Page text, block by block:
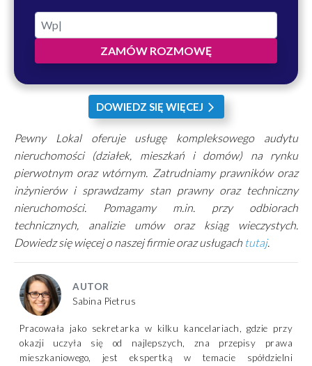
ZAMÓW ROZMOWĘ
DOWIEDZ SIĘ WIĘCEJ arrow_forward_ios
Pewny Lokal oferuje usługę kompleksowego audytu
nieruchomości (działek, mieszkań i domów) na rynku
pierwotnym oraz wtórnym. Zatrudniamy prawników oraz
inżynierów i sprawdzamy stan prawny oraz techniczny
nieruchomości. Pomagamy m.in. przy odbiorach
technicznych, analizie umów oraz ksiąg wieczystych.
Dowiedz się więcej o naszej firmie oraz usługach tutaj.
AUTOR
Sabina Pietrus
Pracowała jako sekretarka w kilku kancelariach, gdzie przy
okazji uczyła się od najlepszych, zna przepisy prawa
mieszkaniowego, jest ekspertką w temacie spółdzielni